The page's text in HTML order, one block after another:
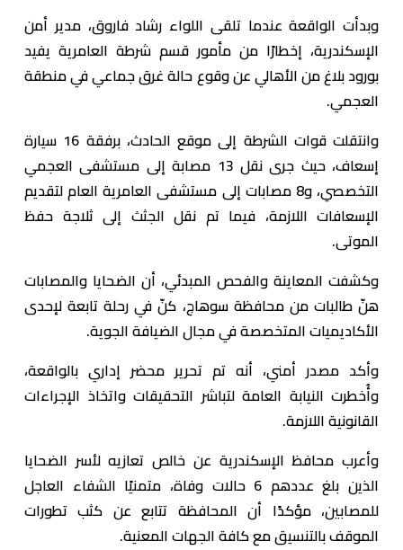
وبدأت الواقعة عندما تلقى اللواء رشاد فاروق، مدير أمن
الإسكندرية، إخطارًا من مأمور قسم شرطة العامرية يفيد
بورود بلاغ من الأهالي عن وقوع حالة غرق جماعي في منطقة
العجمي.
وانتقلت قوات الشرطة إلى موقع الحادث، برفقة 16 سيارة
إسعاف، حيث جرى نقل 13 مصابة إلى مستشفى العجمي
التخصصي، و8 مصابات إلى مستشفى العامرية العام لتقديم
الإسعافات اللازمة، فيما تم نقل الجثث إلى ثلاجة حفظ
الموتى.
وكشفت المعاينة والفحص المبدئي، أن الضحايا والمصابات
هنّ طالبات من محافظة سوهاج، كنّ في رحلة تابعة لإحدى
الأكاديميات المتخصصة في مجال الضيافة الجوية.
وأكد مصدر أمني، أنه تم تحرير محضر إداري بالواقعة،
وأُخطرت النيابة العامة لتباشر التحقيقات واتخاذ الإجراءات
القانونية اللازمة.
وأعرب محافظ الإسكندرية عن خالص تعازيه لأسر الضحايا
الذين بلغ عددهم 6 حالات وفاة، متمنيًا الشفاء العاجل
للمصابين، مؤكدًا أن المحافظة تتابع عن كثب تطورات
الموقف بالتنسيق مع كافة الجهات المعنية.